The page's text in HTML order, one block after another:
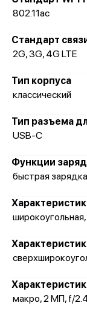
802.11ac
Стандарт
2G, 3G, 4G LTE
Тип корпуса
классический
Тип разъема
USB-C
Функции
быстрая зарядка
макро, 2 МП, f/